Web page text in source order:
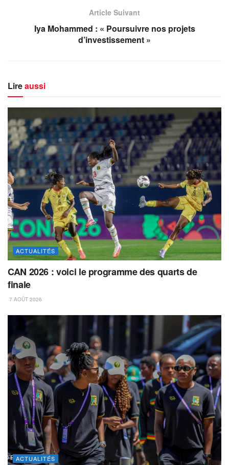
Article Suivant
Iya Mohammed : « Poursuivre nos projets
d’investissement »
Lireaussi
ACTUALITÉS
CAN 2026 : voici le programme des quarts de
finale
7 AOÛT 2026
ACTUALITÉS